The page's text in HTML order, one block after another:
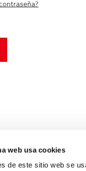
web usa cookies
de este sitio web se